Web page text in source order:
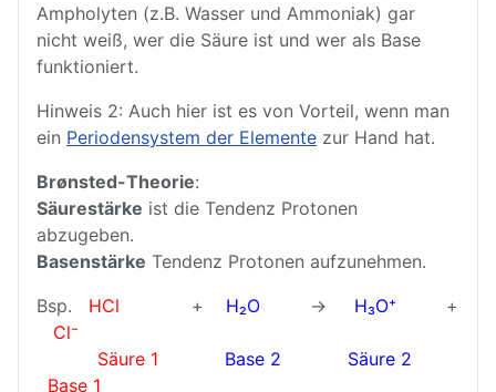
Ampholyten (z.B. Wasser und Ammoniak) gar
nicht weiß, wer die Säure ist und wer als Base
funktioniert.
Hinweis 2: Auch hier ist es von Vorteil, wenn man
ein Periodensystem der Elemente zur Hand hat.
Brønsted-Theorie:
Säurestärke ist die Tendenz Protonen
abzugeben.
Basenstärke Tendenz Protonen aufzunehmen.
Bsp.
HCl + H₂O → H₃O⁺ +
Cl⁻
Säure 1
Base 2
Säure 2
Base 1